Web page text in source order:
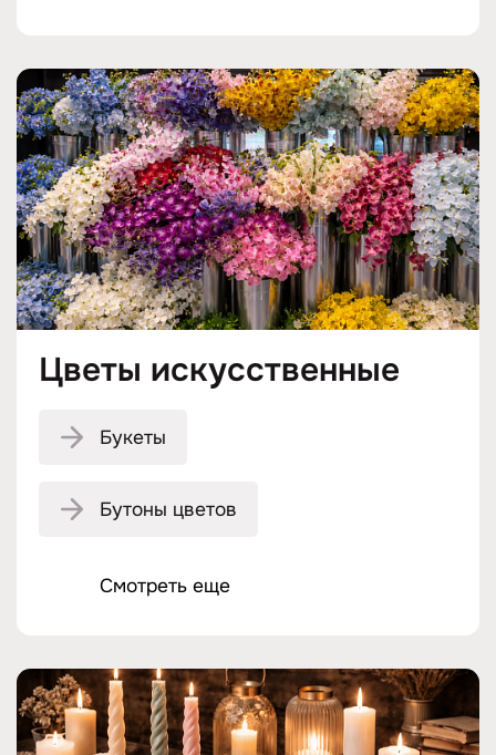
Цветы искусственные
Букеты
Бутоны цветов
Смотреть еще